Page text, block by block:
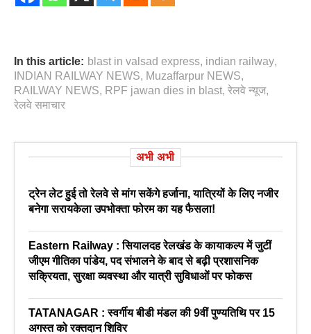
In this article: blast in valsad express, indian railway,
INDIAN RAILWAY NEWS, Muzaffarpur NEWS,
RAILWAY NEWS, RPF jawan dies in blast, रेलवे न्‍यूज,
रेलवे समाचार
अभी अभी
ट्रेन लेट हुई तो रेलवे से मांग सकेंगे हर्जाना, यात्रियों के लिए नजीर
बनेगा सरायकेला उपभोक्ता फोरम का यह फैसला!
Eastern Railway : सियालदह रेलखंड के कायाकल्प में जुटीं
जीएम गीतिका पांडेय, पद संभालने के बाद से बढ़ी प्रशासनिक
सक्रियता, सुरक्षा व्यवस्था और यात्री सुविधाओं पर फोकस
TATANAGAR : स्वर्गीय बीडी मंडल की 9वीं पुण्यतिथि पर 15
अगस्त को रक्तदान शिविर